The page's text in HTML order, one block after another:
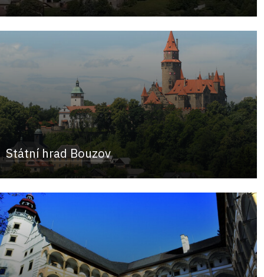
Státní hrad Bouzov